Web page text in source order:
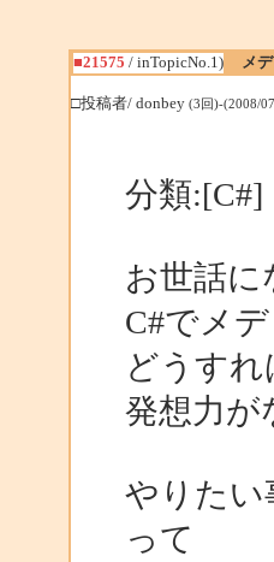
■21575 / inTopicNo.1) メ
□投稿者/ donbey (3回)-(2008/
分類
お世話に
C#でメ
どうす
発想力が
やりたい
って